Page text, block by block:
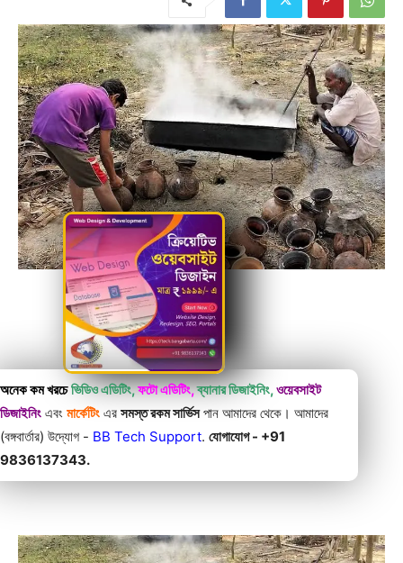
অনেক কম খরচে ভিডিও এডিটিং,ফটো এডিটিং,ব্যানার ডিজাইনিং,ওয়েবসাইট
ডিজাইনিং এবং মার্কেটিং এর সমস্ত রকম সার্ভিসপান আমাদের থেকে। আমাদের
(বঙ্গবার্তার) উদ্যোগ - BB Tech Support. যোগাযোগ - +91
9836137343.